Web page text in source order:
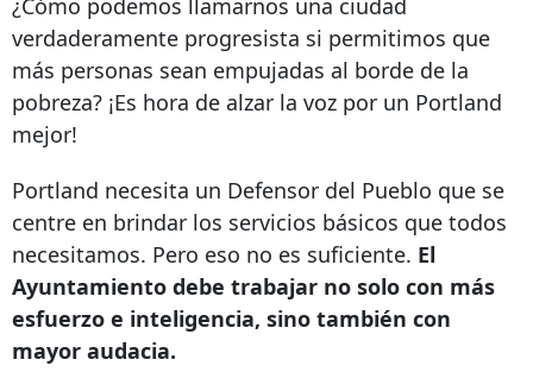
¿Cómo podemos llamarnos una ciudad
verdaderamente progresista si permitimos que
más personas sean empujadas al borde de la
pobreza? ¡Es hora de alzar la voz por un Portland
mejor!
Portland necesita un Defensor del Pueblo que se
centre en brindar los servicios básicos que todos
necesitamos. Pero eso no es suficiente. El
Ayuntamiento debe trabajar no solo con más
esfuerzo e inteligencia, sino también con
mayor audacia.